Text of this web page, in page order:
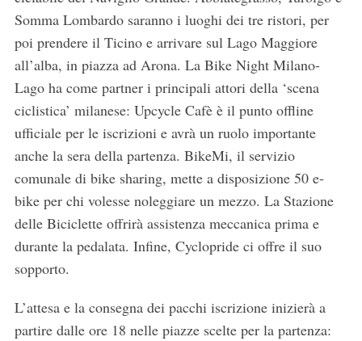
Somma Lombardo saranno i luoghi dei tre ristori, per
poi prendere il Ticino e arrivare sul Lago Maggiore
all’alba, in piazza ad Arona. La Bike Night Milano-
Lago ha come partner i principali attori della ‘scena
ciclistica’ milanese: Upcycle Cafè è il punto offline
ufficiale per le iscrizioni e avrà un ruolo importante
anche la sera della partenza. BikeMi, il servizio
comunale di bike sharing, mette a disposizione 50 e-
bike per chi volesse noleggiare un mezzo. La Stazione
delle Biciclette offrirà assistenza meccanica prima e
durante la pedalata. Infine, Cyclopride ci offre il suo
sopporto.
L’attesa e la consegna dei pacchi iscrizione inizierà a
partire dalle ore 18 nelle piazze scelte per la partenza: